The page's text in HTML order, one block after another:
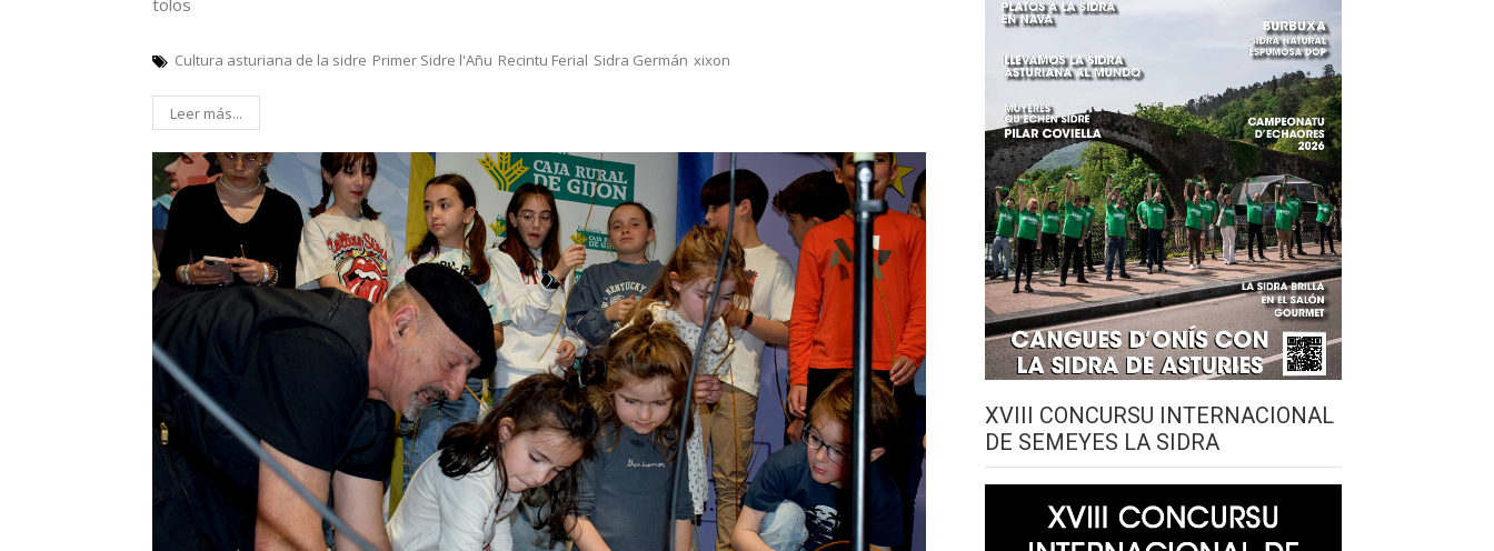
tolos
Cultura asturiana de la sidre Primer Sidre l'Añu Recintu Ferial Sidra Germán xixon
Leer más...
XVIII CONCURSU INTERNACIONAL
DE SEMEYES LA SIDRA